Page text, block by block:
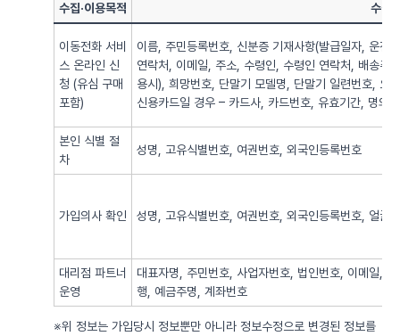
수집·이용목적 수집·
이동전화 서비
스 온라인 신
청 (유심 구매
포함)
이름, 주민등록번호, 신분증 기재사항(발급일자, 운전
연락처, 이메일, 주소, 수령인, 수령인 연락처, 배송주
용시), 희망번호, 단말기 모델명, 단말기 일련번호, 요
신용카드일 경우 – 카드사, 카드번호, 유효기간, 명의
본인 식별 절
차
성명, 고유식별번호, 여권번호, 외국인등록번호
가입의사 확인 성명, 고유식별번호, 여권번호, 외국인등록번호, 얼굴
대리점 파트너
운영
대표자명, 주민번호, 사업자번호, 법인번호, 이메일,
행, 예금주명, 계좌번호
※위 정보는 가입당시 정보뿐만 아니라 정보수정으로 변경된 정보를